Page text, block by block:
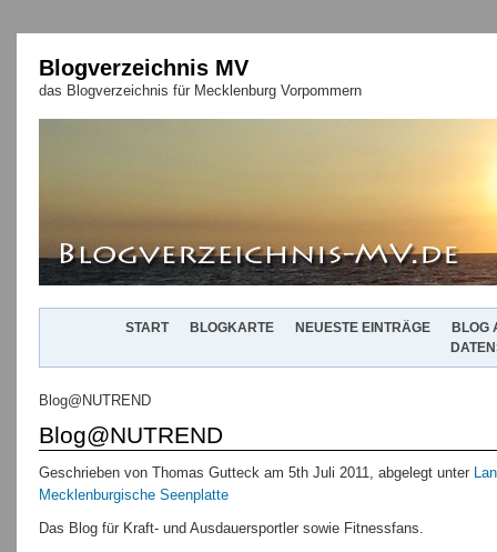
Blogverzeichnis MV
das Blogverzeichnis für Mecklenburg Vorpommern
START BLOGKARTE NEUESTE EINTRÄGE
BLOG
Blog@NUTREND
Blog@NUTREND
Geschrieben von Thomas Gutteck am 5th Juli 2011, abgelegt unter
Mecklenburgische Seenplatte
Das Blog für Kraft- und Ausdauersportler sowie Fitnessfans.